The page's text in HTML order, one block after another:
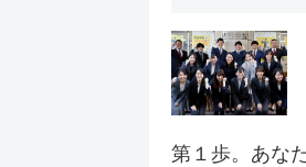
第１歩。あな